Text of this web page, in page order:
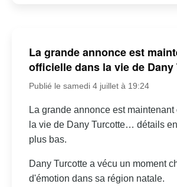
La grande annonce est
officielle dans la vie de Dany
Publié le samedi 4 juillet à 19:24
La grande annonce est
la vie de Dany Turcotte… détails
plus bas.
Dany Turcotte a vécu un moment
d'émotion dans sa région natale.